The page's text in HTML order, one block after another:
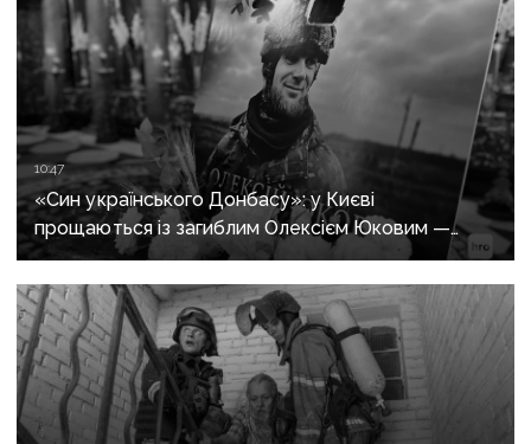
10:47
«Син українського Донбасу»: у Києві
прощаються із загиблим Олексієм Юковим —
пошуковцем загону «Плацдарм»